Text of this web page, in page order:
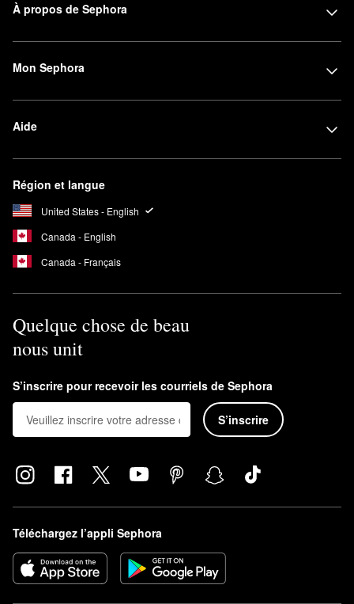
À propos de Sephora
Mon Sephora
Aide
Région et langue
United States - English
Canada - English
Canada - Français
Quelque chose de beau
nous unit
S’inscrire pour recevoir les courriels de Sephora
S’inscrire
Téléchargez l’appli Sephora